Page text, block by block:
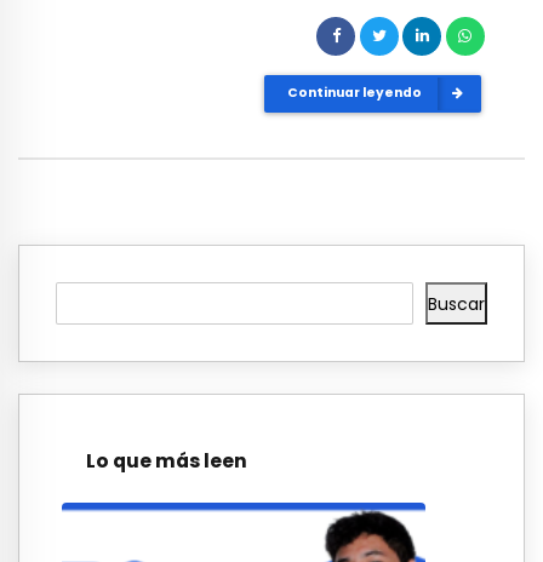
Continuar leyendo
Buscar
Lo que más leen